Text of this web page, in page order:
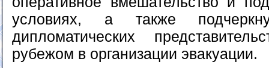
условиях, а также
дипломатических
рубежом в организации эвакуации.